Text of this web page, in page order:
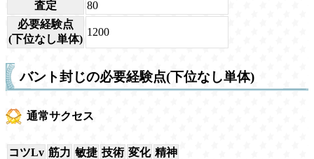
査定
80
必要経験点
(下位なし単体)
1200
バント封じの必要経験点(下位なし単体)
通常サクセス
コツLv 筋力 敏捷 技術 変化 精神